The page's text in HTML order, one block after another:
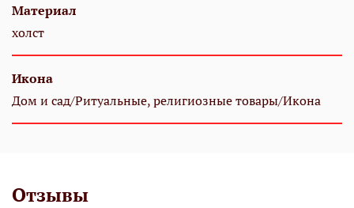
Материал
холст
Икона
Дом и сад/Ритуальные, религиозные товары/Икона
Отзывы